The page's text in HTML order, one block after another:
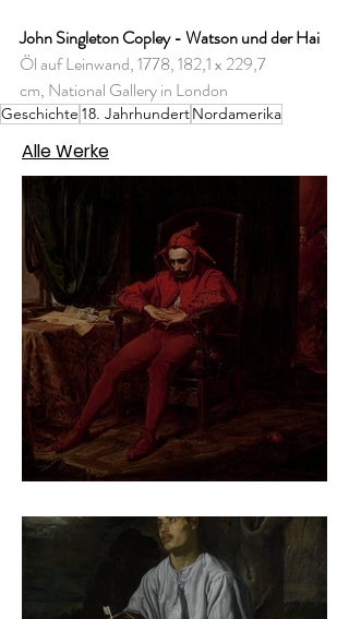
John Singleton Copley - Watson und der Hai
Öl auf Leinwand, 1778, 182,1 x 229,7
cm, National Gallery in London
Geschichte 18. JahrhundertNordamerika
Alle Werke